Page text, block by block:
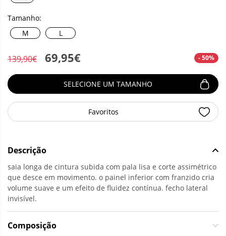
Tamanho:
M
L
139,90€ 69,95€ - 50%
SELECIONE UM TAMANHO
Favoritos
Descrição
saia longa de cintura subida com pala lisa e corte assimétrico
que desce em movimento. o painel inferior com franzido cria
volume suave e um efeito de fluidez contínua. fecho lateral
invisível.
Composição